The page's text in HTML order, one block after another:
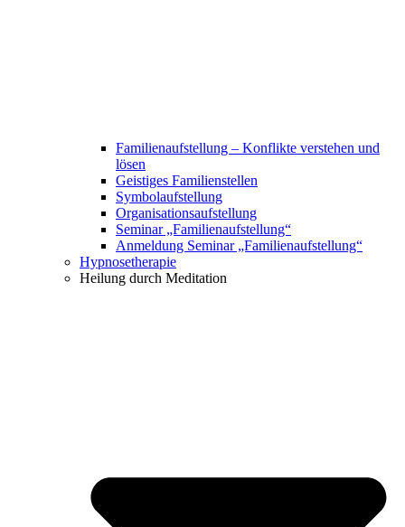
Familienaufstellung – Konflikte verstehen und
lösen
Geistiges Familienstellen
Symbolaufstellung
Organisationsaufstellung
Seminar „Familienaufstellung“
Anmeldung Seminar „Familienaufstellung“
Hypnosetherapie
Heilung durch Meditation